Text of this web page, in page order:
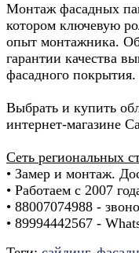
Монтаж фасадных
котором ключевую
опыт монтажника.
гарантии качества
фасадного покрытия.
Выбрать и купить
интернет-магазине
Сеть региональных
• Замер и монтаж.
• Работаем с 2007
• 88007074988 -
• 89994442567 -